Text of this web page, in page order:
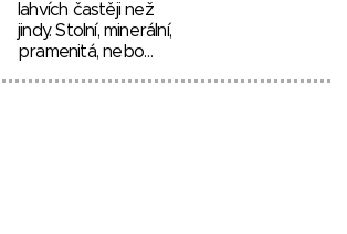
lahvích častěji než
jindy. Stolní, minerální,
pramenitá, nebo…